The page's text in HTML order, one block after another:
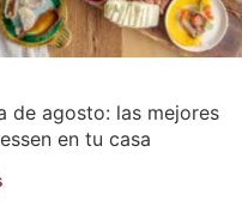
de agosto: las mejores
en tu casa